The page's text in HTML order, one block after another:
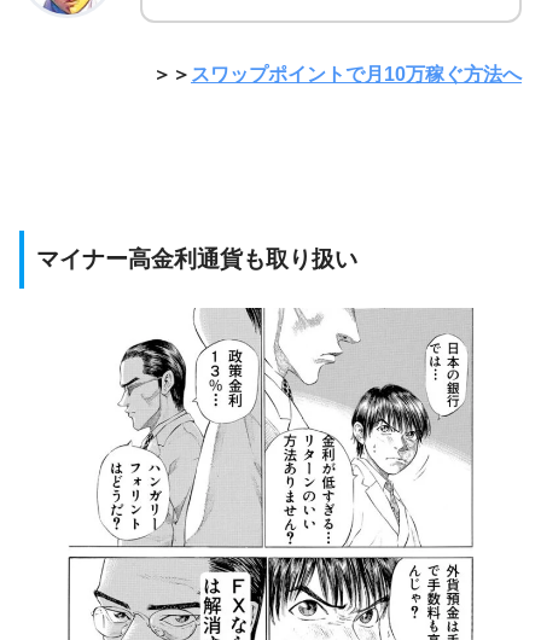
＞＞ スワップポイントで月10万稼ぐ方法へ
マイナー高金利通貨も取り扱い